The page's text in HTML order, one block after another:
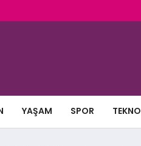
YAŞAM SPOR